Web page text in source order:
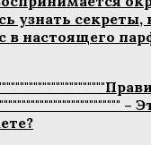
узнать секреты,
в настоящего
–